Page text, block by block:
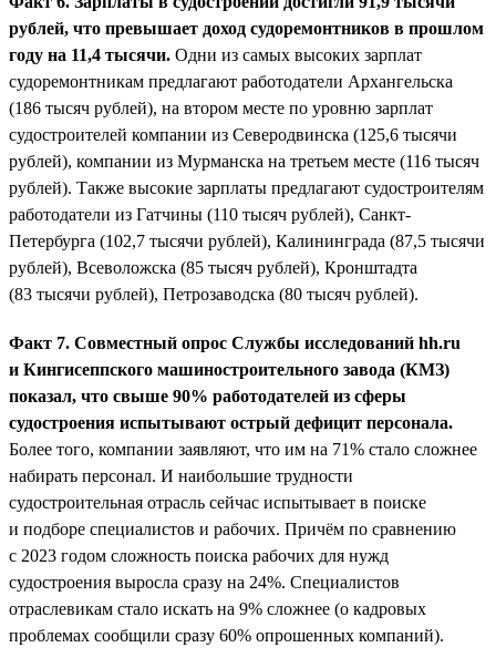
рублей, что превышает доход судоремонтников в прошлом
году на 11,4 тысячи. Одни из самых высоких зарплат
судоремонтникам предлагают работодатели Архангельска
(186 тысяч рублей), на втором месте по уровню зарплат
судостроителей компании из Северодвинска (125,6 тысячи
рублей), компании из Мурманска на третьем месте (116 тысяч
рублей). Также высокие зарплаты предлагают судостроителям
работодатели из Гатчины (110 тысяч рублей), Санкт-
Петербурга (102,7 тысячи рублей), Калининграда (87,5 тысячи
рублей), Всеволожска (85 тысяч рублей), Кронштадта
(83 тысячи рублей), Петрозаводска (80 тысяч рублей).
Факт 7. Совместный опрос Службы исследований hh.ru
и Кингисеппского машиностроительного завода (КМЗ)
показал, что свыше 90% работодателей из сферы
судостроения испытывают острый дефицит персонала.
Более того, компании заявляют, что им на 71% стало сложнее
набирать персонал. И наибольшие трудности
судостроительная отрасль сейчас испытывает в поиске
и подборе специалистов и рабочих. Причём по сравнению
с 2023 годом сложность поиска рабочих для нужд
судостроения выросла сразу на 24%. Специалистов
отраслевикам стало искать на 9% сложнее (о кадровых
проблемах сообщили сразу 60% опрошенных компаний).